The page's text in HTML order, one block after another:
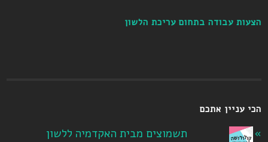
הצעות עבודה בתחום עריכת הלשון
הכי עניין אתכם
תשמוצים מבית האקדמיה ללשון